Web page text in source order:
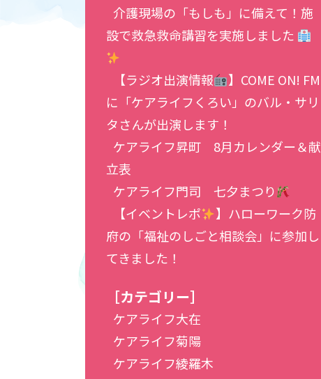
介護現場の「もしも」に備えて！施
設で救急救命講習を実施しました
【ラジオ出演情報
】COME ON! FM
に「ケアライフくろい」のバル・サリ
タさんが出演します！
ケアライフ昇町 8月カレンダー＆献
立表
ケアライフ門司 七夕まつり
【イベントレポ
】ハローワーク防
府の「福祉のしごと相談会」に参加し
てきました！
［カテゴリー］
ケアライフ大在
ケアライフ菊陽
ケアライフ綾羅木